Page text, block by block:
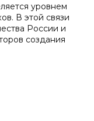
уровнем
В этой связи
России и
создания